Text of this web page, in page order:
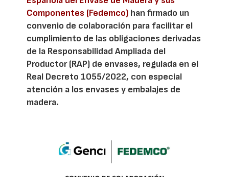
Componentes (Fedemco) han firmado un
convenio de colaboración para facilitar el
cumplimiento de las obligaciones derivadas
de la Responsabilidad Ampliada del
Productor (RAP) de envases, regulada en el
Real Decreto 1055/2022, con especial
atención a los envases y embalajes de
madera.